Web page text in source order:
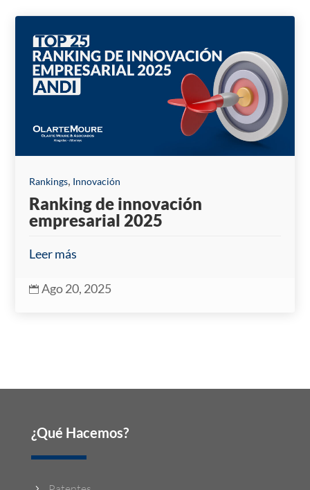
Rankings, Innovación
Ranking de innovación
empresarial 2025
Leer más
 Ago 20, 2025
¿Qué Hacemos?